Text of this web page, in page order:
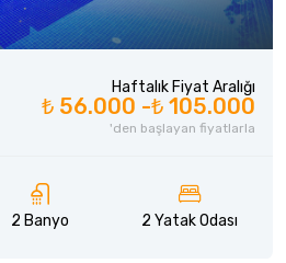
Haftalık Fiyat Aralığı
₺ 56.000 -₺ 105.000
'den başlayan fiyatlarla
2 Banyo 2 Yatak Odası